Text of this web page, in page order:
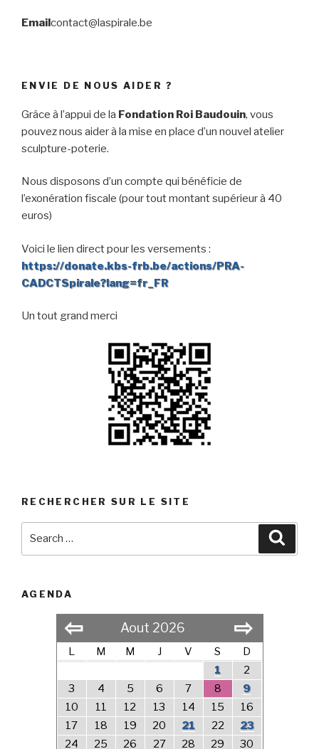
Emailcontact@laspirale.be
ENVIE DE NOUS AIDER ?
Grâce à l’appui de la Fondation Roi Baudouin, vous
pouvez nous aider à la mise en place d’un nouvel atelier
sculpture-poterie.
Nous disposons d’un compte qui bénéficie de
l’exonération fiscale (pour tout montant supérieur à 40
euros)
Voici le lien direct pour les versements :
https://donate.kbs-frb.be/actions/PRA-
CADCTSpirale?lang=fr_FR
Un tout grand merci
RECHERCHER SUR LE SITE
AGENDA
⇦ Aout 2026 ⇨
L M M J V S
D
1
2
3
4 5 6 7 8
9
10
11 12 13 14 15
16
17
18 19 20 21 22
23
24
25 26 27 28 29 30